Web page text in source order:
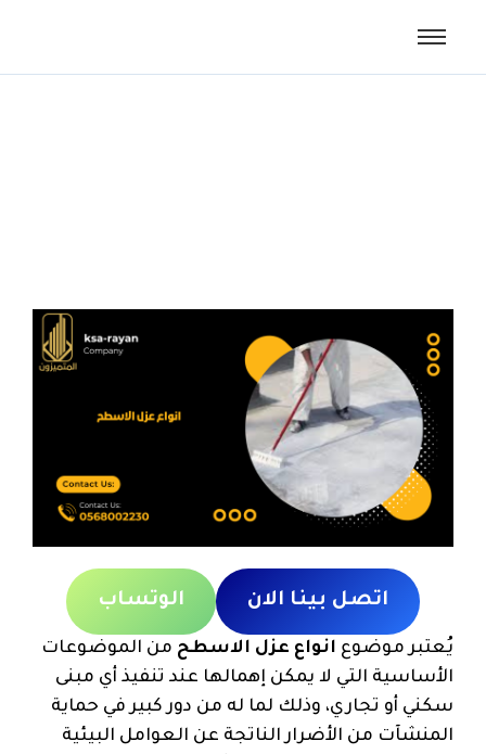
اتصل بينا الان الوتساب
يُعتبر موضوع انواع عزل الاسطح من الموضوعات
الأساسية التي لا يمكن إهمالها عند تنفيذ أي مبنى
سكني أو تجاري، وذلك لما له من دور كبير في حماية
المنشآت من الأضرار الناتجة عن العوامل البيئية